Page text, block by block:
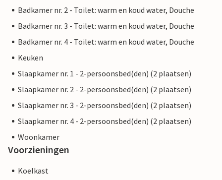
Badkamer nr. 2 - Toilet: warm en koud water, Douche
Badkamer nr. 3 - Toilet: warm en koud water, Douche
Badkamer nr. 4 - Toilet: warm en koud water, Douche
Keuken
Slaapkamer nr. 1 - 2-persoonsbed(den) (2 plaatsen)
Slaapkamer nr. 2 - 2-persoonsbed(den) (2 plaatsen)
Slaapkamer nr. 3 - 2-persoonsbed(den) (2 plaatsen)
Slaapkamer nr. 4 - 2-persoonsbed(den) (2 plaatsen)
Woonkamer
Voorzieningen
Koelkast